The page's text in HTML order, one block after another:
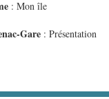
: Mon île
Gare : Présentation